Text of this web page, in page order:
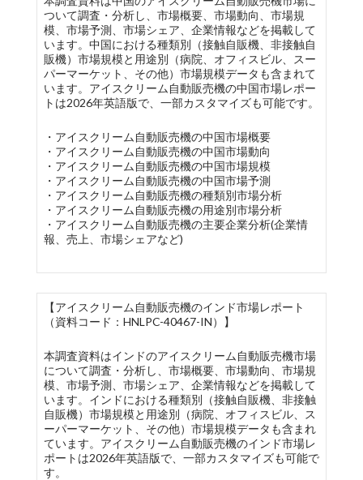
ついて調査・分析し、市場概要、市場動向、市場規
模、市場予測、市場シェア、企業情報などを掲載して
います。中国における種類別（接触自販機、非接触自
販機）市場規模と用途別（病院、オフィスビル、スー
パーマーケット、その他）市場規模データも含まれて
います。アイスクリーム自動販売機の中国市場レポー
トは2026年英語版で、一部カスタマイズも可能です。
・アイスクリーム自動販売機の中国市場概要
・アイスクリーム自動販売機の中国市場動向
・アイスクリーム自動販売機の中国市場規模
・アイスクリーム自動販売機の中国市場予測
・アイスクリーム自動販売機の種類別市場分析
・アイスクリーム自動販売機の用途別市場分析
・アイスクリーム自動販売機の主要企業分析(企業情
報、売上、市場シェアなど)
【アイスクリーム自動販売機のインド市場レポート
（資料コード：HNLPC-40467-IN）】
本調査資料はインドのアイスクリーム自動販売機市場
について調査・分析し、市場概要、市場動向、市場規
模、市場予測、市場シェア、企業情報などを掲載して
います。インドにおける種類別（接触自販機、非接触
自販機）市場規模と用途別（病院、オフィスビル、ス
ーパーマーケット、その他）市場規模データも含まれ
ています。アイスクリーム自動販売機のインド市場レ
ポートは2026年英語版で、一部カスタマイズも可能で
す。